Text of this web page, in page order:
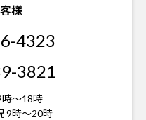
様
4323
3821
～18時
9時～20時